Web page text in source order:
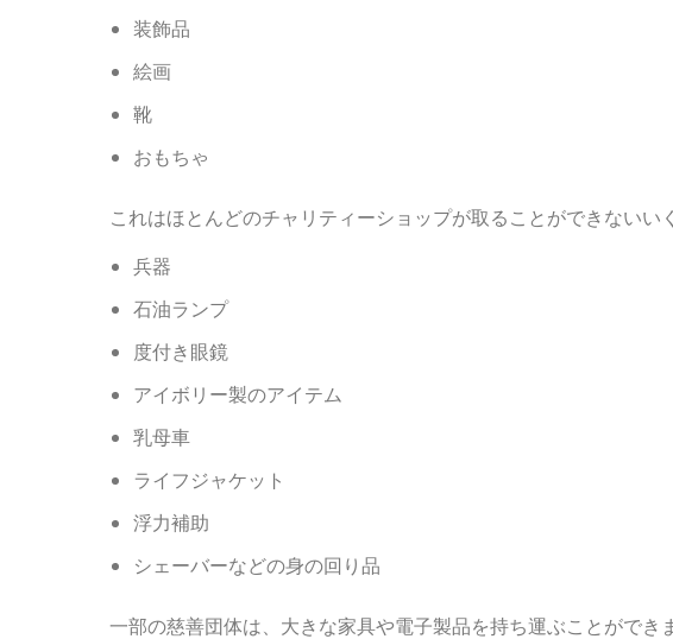
装飾品
絵画
靴
おもちゃ
これはほとんどのチャリティーショップが取ることができないい
兵器
石油ランプ
度付き眼鏡
アイボリー製のアイテム
乳母車
ライフジャケット
浮力補助
シェーバーなどの身の回り品
一部の慈善団体は、大きな家具や電子製品を持ち運ぶことがで